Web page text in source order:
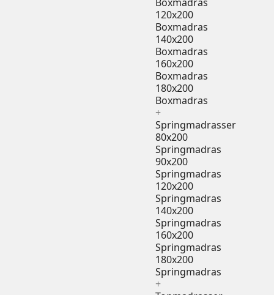
120x200
Boxmadras
140x200
Boxmadras
160x200
Boxmadras
180x200
Boxmadras
+
Springmadrasser
80x200
Springmadras
90x200
Springmadras
120x200
Springmadras
140x200
Springmadras
160x200
Springmadras
180x200
Springmadras
+